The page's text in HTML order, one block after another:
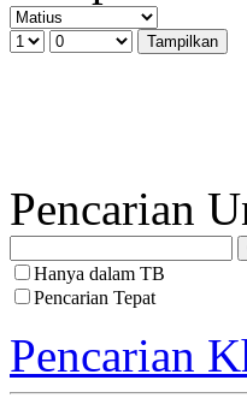
Pencarian
Hanya dalam TB
Pencarian Tepat
Pencarian